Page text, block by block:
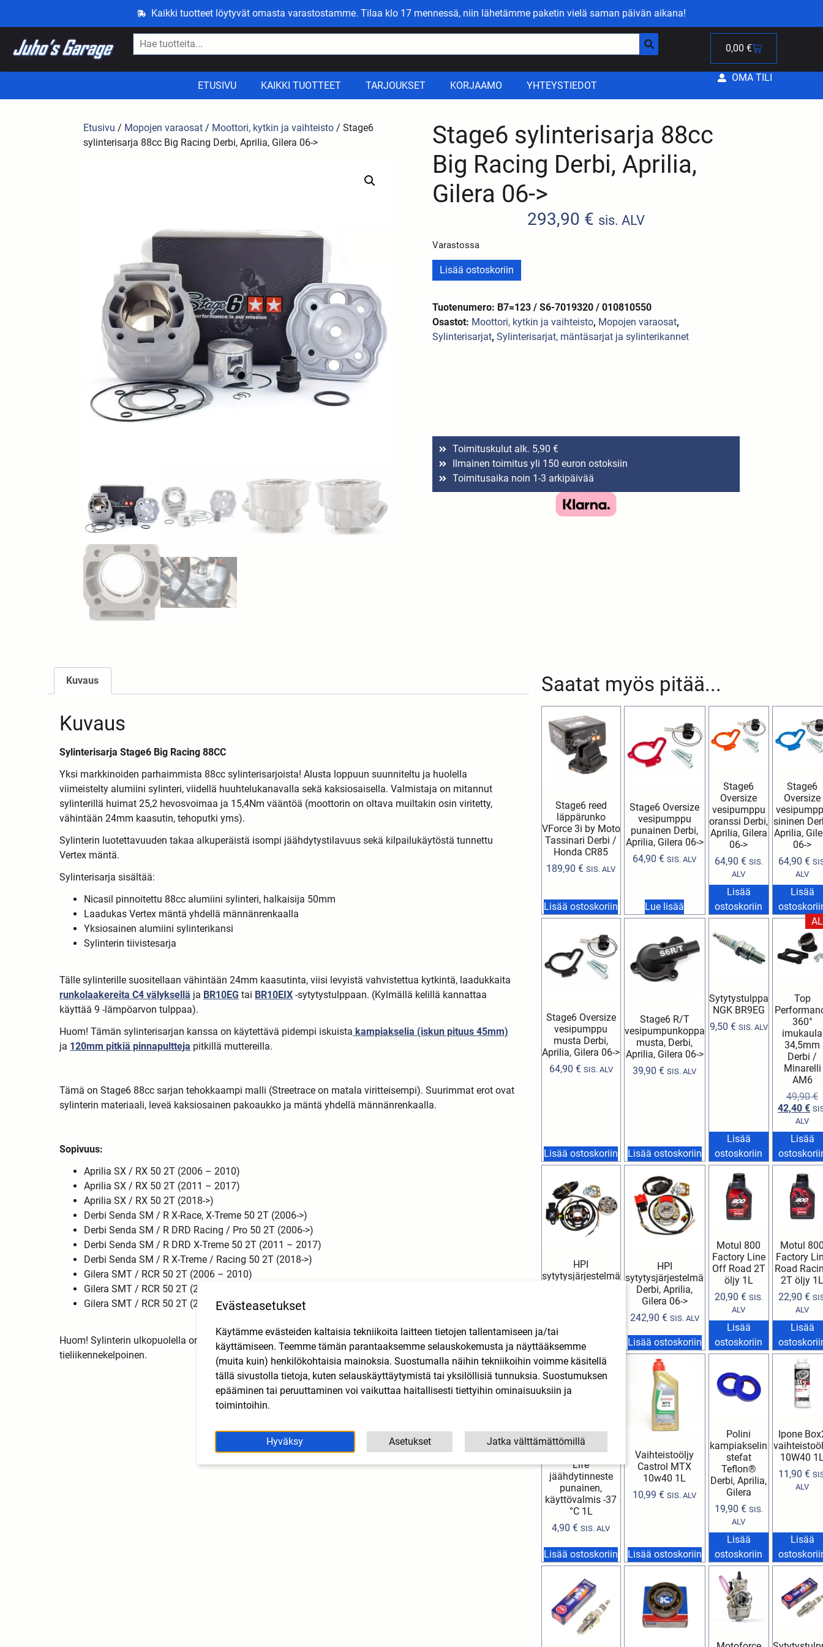
Kaikki tuotteet löytyvät omasta varastostamme. Tilaa klo 17 mennessä, niin lähetämme paketin vielä saman päivän aikana!
0,00 €
ETUSIVU KAIKKI TUOTTEET TARJOUKSET KORJAAMO YHTEYSTIEDOT
OMA TILI
Etusivu / Mopojen varaosat / Moottori, kytkin ja vaihteisto / Stage6
sylinterisarja 88cc Big Racing Derbi, Aprilia, Gilera 06->
Stage6 sylinterisarja 88cc
Big Racing Derbi, Aprilia,
Gilera 06->
293,90 € sis. ALV
Varastossa
Lisää ostoskoriin
Tuotenumero: B7=123 / S6-7019320 / 010810550
Osastot: Moottori, kytkin ja vaihteisto, Mopojen varaosat,
Sylinterisarjat,Sylinterisarjat, mäntäsarjat ja sylinterikannet
Toimituskulut alk. 5,90 €
Ilmainen toimitus yli 150 euron ostoksiin
Toimitusaika noin 1-3 arkipäivää
Saatat myös pitää...
Stage6 reed
läppärunko
VForce 3i by Moto
Tassinari Derbi /
Honda CR85
189,90€ SIS. ALV
Lisää ostoskoriin
Stage6 Oversize
vesipumppu
punainen Derbi,
Aprilia, Gilera 06->
64,90€ SIS. ALV
Lue lisää
Stage6
Oversize
vesipumppu
oranssi Derbi,
Aprilia, Gilera
06->
64,90 € SIS.
ALV
Lisää
ostoskoriin
Stage6
Oversize
sininen
Aprilia,
06->
64,90 €
ALV
Lisää
Stage6 Oversize
vesipumppu
musta Derbi,
Aprilia, Gilera 06->
64,90 € SIS. ALV
Lisää ostoskoriin
Stage6 R/T
vesipumpunkoppa
musta, Derbi,
Aprilia, Gilera 06->
39,90€ SIS. ALV
Lisää ostoskoriin
Sytytystulppa
NGK BR9EG
9,50 € SIS. ALV
Lisää
ostoskoriin
Top
360°
imukaula
34,5mm
Derbi /
Minarelli
AM6
49,90€
42,40€
ALV
Lisää
HPI
sytytysjärjestelmä
Lisää ostoskoriin
HPI
sytytysjärjestelmä
Derbi, Aprilia,
Gilera 06->
242,90 € SIS. ALV
Lisää ostoskoriin
Motul 800
Factory Line
Off Road 2T
öljy 1L
20,90 € SIS.
ALV
Lisää
ostoskoriin
Motul
Factory
Road
2T öljy
22,90 €
ALV
Lisää
Zero Polar Long
Life
jäähdytinneste
punainen,
käyttövalmis -37
°C 1L
4,90€ SIS. ALV
Lisää ostoskoriin
Vaihteistoöljy
Castrol MTX
10w40 1L
10,99€ SIS. ALV
Lisää ostoskoriin
Polini
kampiakselin
stefat
Teflon®
Derbi, Aprilia,
Gilera
19,90 € SIS.
ALV
Lisää
ostoskoriin
Ipone
10W40
11,90 €
ALV
Lisää
Kuvaus
Kuvaus
Sylinterisarja Stage6 Big Racing 88CC
Yksi markkinoiden parhaimmista 88cc sylinterisarjoista! Alusta loppuun suunniteltu ja huolella
viimeistelty alumiini sylinteri, viidellä huuhtelukanavalla sekä kaksiosaisella. Valmistaja on mitannut
sylinterillä huimat 25,2 hevosvoimaa ja 15,4Nm vääntöä (moottorin on oltava muiltakin osin viritetty,
vähintään 24mm kaasutin, tehoputki yms).
Sylinterin luotettavuuden takaa alkuperäistä isompi jäähdytystilavuus sekä kilpailukäytöstä tunnettu
Vertex mäntä.
Sylinterisarja sisältää:
Nicasil pinnoitettu 88cc alumiini sylinteri, halkaisija 50mm
Laadukas Vertex mäntä yhdellä männänrenkaalla
Yksiosainen alumiini sylinterikansi
Sylinterin tiivistesarja
Tälle sylinterille suositellaan vähintään 24mm kaasutinta, viisi levyistä vahvistettua kytkintä, laadukkaita
runkolaakereita C4 välyksellä ja BR10EG tai BR10EIX -sytytystulppaan. (Kylmällä kelillä kannattaa
käyttää 9 -lämpöarvon tulppaa).
Huom! Tämän sylinterisarjan kanssa on käytettävä pidempi iskuista kampiakselia (iskun pituus 45mm)
ja 120mm pitkiä pinnapultteja pitkillä muttereilla.
Tämä on Stage6 88cc sarjan tehokkaampi malli (Streetrace on matala viritteisempi). Suurimmat erot ovat
sylinterin materiaali, leveä kaksiosainen pakoaukko ja mäntä yhdellä männänrenkaalla.
Sopivuus:
Aprilia SX / RX 50 2T (2006 – 2010)
Aprilia SX / RX 50 2T (2011 – 2017)
Aprilia SX / RX 50 2T (2018->)
Derbi Senda SM / R X-Race, X-Treme 50 2T (2006->)
Derbi Senda SM / R DRD Racing / Pro 50 2T (2006->)
Derbi Senda SM / R DRD X-Treme 50 2T (2011 – 2017)
Derbi Senda SM / R X-Treme / Racing 50 2T (2018->)
Gilera SMT / RCR 50 2T (2006 – 2010)
Gilera SMT / RCR 50 2T (2011 – 2017)
Gilera SMT / RCR 50 2T (2018->)
Huom! Sylinterin ulkopuolella on 49cc merkintä, mutta todellisuudessa sylinteri on 88cc, joten tämä ei ole
tieliikennekelpoinen.
Evästeasetukset
Käytämme evästeiden kaltaisia tekniikoita laitteen tietojen tallentamiseen ja/tai
käyttämiseen. Teemme tämän parantaaksemme selauskokemusta ja näyttääksemme
(muita kuin) henkilökohtaisia mainoksia. Suostumalla näihin tekniikoihin voimme käsitellä
tällä sivustolla tietoja, kuten selauskäyttäytymistä tai yksilöllisiä tunnuksia. Suostumuksen
epääminen tai peruuttaminen voi vaikuttaa haitallisesti tiettyihin ominaisuuksiin ja
toimintoihin.
Hyväksy Asetukset Jatka välttämättömillä